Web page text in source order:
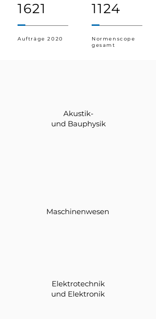
1621
Aufträge 2020
1124
Normenscope
gesamt
Akustik-
und Bauphysik
Maschinenwesen
Elektrotechnik
und Elektronik